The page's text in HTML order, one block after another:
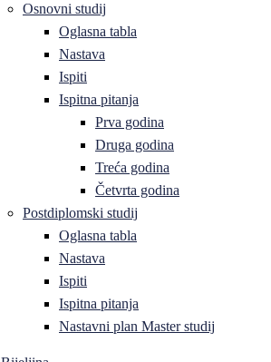
Osnovni studij
Oglasna tabla
Nastava
Ispiti
Ispitna pitanja
Prva godina
Druga godina
Treća godina
Četvrta godina
Postdiplomski studij
Oglasna tabla
Nastava
Ispiti
Ispitna pitanja
Nastavni plan Master studij